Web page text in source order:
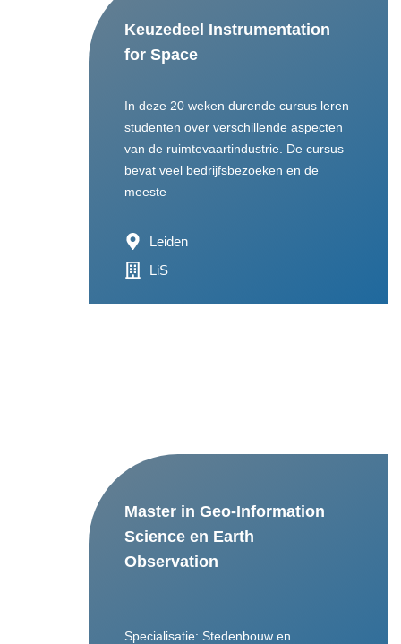
Keuzedeel Instrumentation
for Space
In deze 20 weken durende cursus leren
studenten over verschillende aspecten
van de ruimtevaartindustrie. De cursus
bevat veel bedrijfsbezoeken en de
meeste
Leiden
LiS
Master in Geo-Information
Science en Earth
Observation
Specialisatie: Stedenbouw en